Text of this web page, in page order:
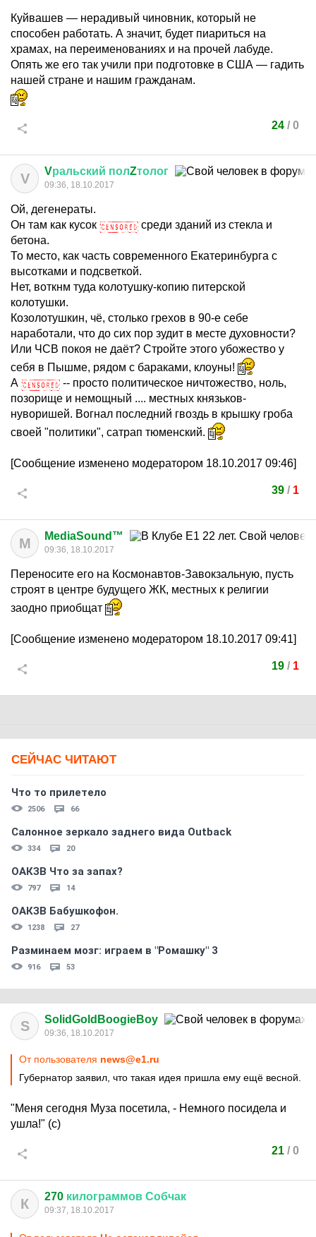
Куйвашев — нерадивый чиновник, который не
способен работать. А значит, будет пиариться на
храмах, на переименованиях и на прочей лабуде.
Опять же его так учили при подготовке в США — гадить
нашей стране и нашим гражданам.
24 / 0
V Vральский полZтолог
09:36, 18.10.2017
Ой, дегенераты.
Он там как кусок
среди зданий из стекла и
бетона.
То место, как часть современного Екатеринбурга с
высотками и подсветкой.
Нет, воткнм туда колотушку-копию питерской
колотушки.
Козолотушкин, чё, столько грехов в 90-е себе
наработали, что до сих пор зудит в месте духовности?
Или ЧСВ покоя не даёт? Стройте этого убожество у
себя в Пышме, рядом с бараками, клоуны!
А
-- просто политическое ничтожество, ноль,
позорище и немощный .... местных князьков-
нуворишей. Вогнал последний гвоздь в крышку гроба
своей "политики", сатрап тюменский.
[Сообщение изменено модератором 18.10.2017 09:46]
39 / 1
M MediaSound™
09:36, 18.10.2017
Переносите его на Космонавтов-Завокзальную, пусть
строят в центре будущего ЖК, местных к религии
заодно приобщат
[Сообщение изменено модератором 18.10.2017 09:41]
19 / 1
СЕЙЧАС ЧИТАЮТ
Что то прилетело
2506 66
Салонное зеркало заднего вида Outback
334 20
ОАКЗВ Что за запах?
797 14
ОАКЗВ Бабушкофон.
1238 27
Разминаем мозг: играем в "Ромашку" 3
916 53
S SolidGoldBoogieBoy
09:36, 18.10.2017
От пользователя news@e1.ru
Губернатор заявил, что такая идея пришла ему ещё весной.
"Меня сегодня Муза посетила, - Немного посидела и
ушла!" (с)
21 / 0
К 270 килограммов Собчак
09:37, 18.10.2017